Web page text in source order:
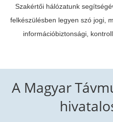
Szakértői hálózatunk
felkészülésben legyen szó jogi,
információbiztonsági,
A Magyar